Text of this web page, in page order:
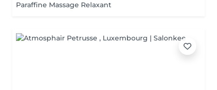
Paraffine Massage Relaxant